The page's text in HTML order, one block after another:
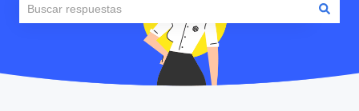
No hay sugerencias porque el campo de búsqueda está